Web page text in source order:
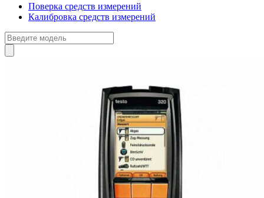
Поверка средств измерений
Калибровка средств измерений